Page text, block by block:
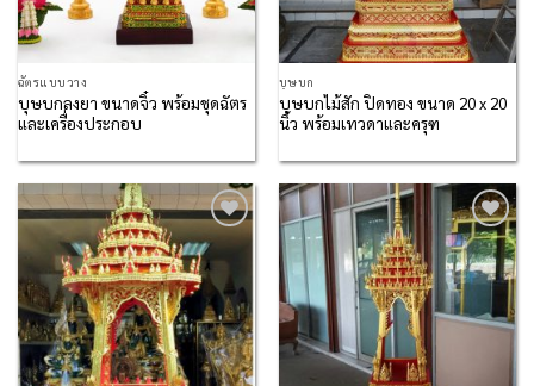
ฉัตรแบบวาง
บุษบกลงยา ขนาดจิ๋ว พร้อมชุดฉัตร
และเครื่องประกอบ
บุษบก
บุษบกไม้สัก ปิดทอง ขนาด 20 x 20
นิ้ว พร้อมเทวดาและครุฑ
Add to
Wishlist
Add to
Wishlist